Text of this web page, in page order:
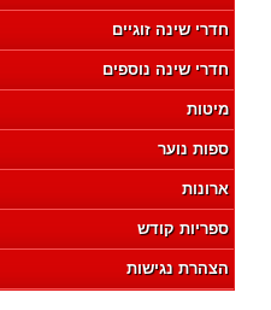
חדרי שינה זוגיים
חדרי שינה נוספים
מיטות
ספות נוער
ארונות
ספריות קודש
הצהרת נגישות